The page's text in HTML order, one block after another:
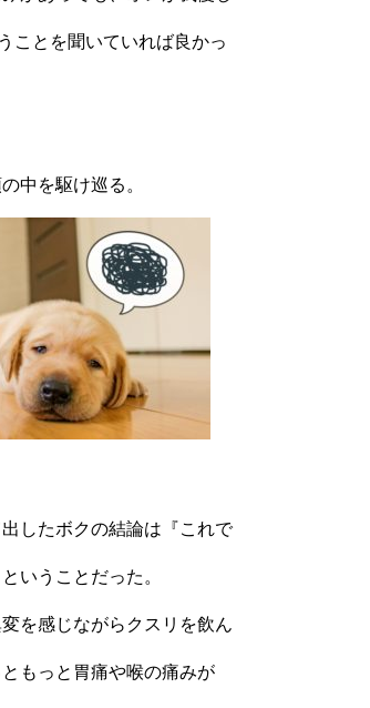
ことを聞いていれば良かっ
中を駆け巡る。
したボクの結論は『これで
いうことだった。
を感じながらクスリを飲ん
もっと胃痛や喉の痛みが